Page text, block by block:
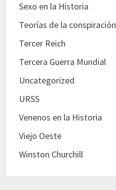
Sexo en la Historia
Teorías de la conspiración
Tercer Reich
Tercera Guerra Mundial
Uncategorized
URSS
Venenos en la Historia
Viejo Oeste
Winston Churchill